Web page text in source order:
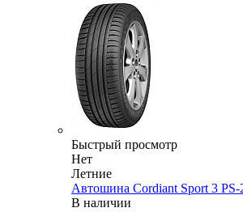
Быстрый просмотр
Нет
Летние
Автошина Cordiant Sport 3
В наличии